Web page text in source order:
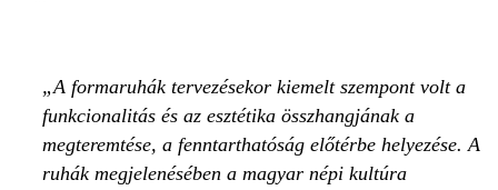
A formaruhák tervezésekor kiemelt szempont volt a
funkcionalitás és az esztétika összhangjának a
megteremtése, a fenntarthatóság előtérbe helyezése. A
ruhák megjelenésében a magyar népi kultúra